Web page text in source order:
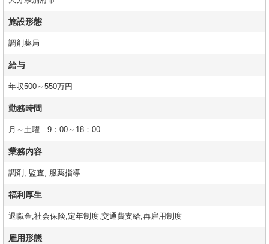
施設形態
調剤薬局
給与
年収500～550万円
勤務時間
月～土曜 9：00～18：00
業務内容
調剤, 監査, 服薬指導
福利厚生
退職金,社会保険,定年制度,交通費支給,再雇用制度
雇用形態